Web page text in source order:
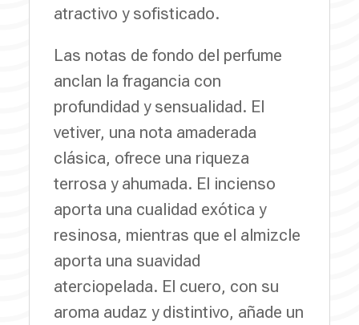
atractivo y sofisticado.
Las notas de fondo del perfume
anclan la fragancia con
profundidad y sensualidad. El
vetiver, una nota amaderada
clásica, ofrece una riqueza
terrosa y ahumada. El incienso
aporta una cualidad exótica y
resinosa, mientras que el almizcle
aporta una suavidad
aterciopelada. El cuero, con su
aroma audaz y distintivo, añade un